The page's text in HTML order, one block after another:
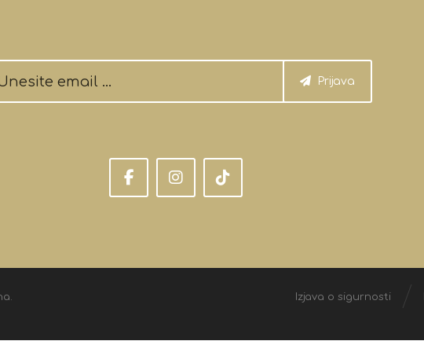
Prijava
Izjava o sigurnosti